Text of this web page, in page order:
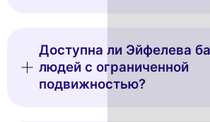
Доступна ли Эйфелева
людей с ограниченной
подвижностью?